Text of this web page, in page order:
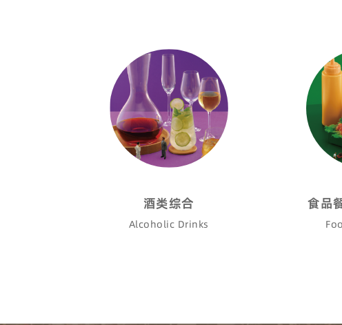
酒类综合
Alcoholic Drinks
食品